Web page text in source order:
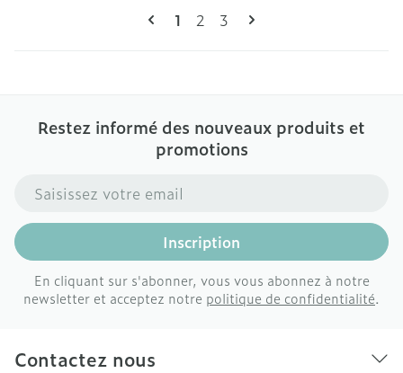
Pages
Vous lisez actuellement la page
1 Page
2 Page
3
Restez informé des nouveaux produits et
promotions
Adresse mail
Inscription
En cliquant sur s'abonner, vous vous abonnez à notre
newsletter et acceptez notre politique de confidentialité.
Contactez nous